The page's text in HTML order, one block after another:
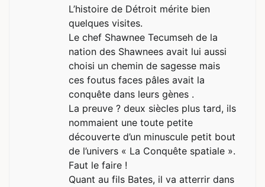
L’histoire de Détroit mérite bien
quelques visites.
Le chef Shawnee Tecumseh de la
nation des Shawnees avait lui aussi
choisi un chemin de sagesse mais
ces foutus faces pâles avait la
conquête dans leurs gènes .
La preuve ? deux siècles plus tard, ils
nommaient une toute petite
découverte d’un minuscule petit bout
de l’univers « La Conquête spatiale ».
Faut le faire !
Quant au fils Bates, il va atterrir dans